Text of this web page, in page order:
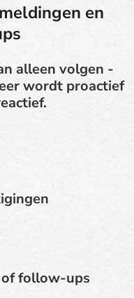
en
alleen volgen -
wordt proactief
follow-ups